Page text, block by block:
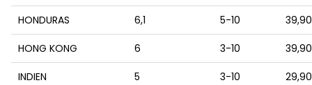
HONDURAS 6,1 5-10
HONG KONG 6 3-10
INDIEN 5 3-10